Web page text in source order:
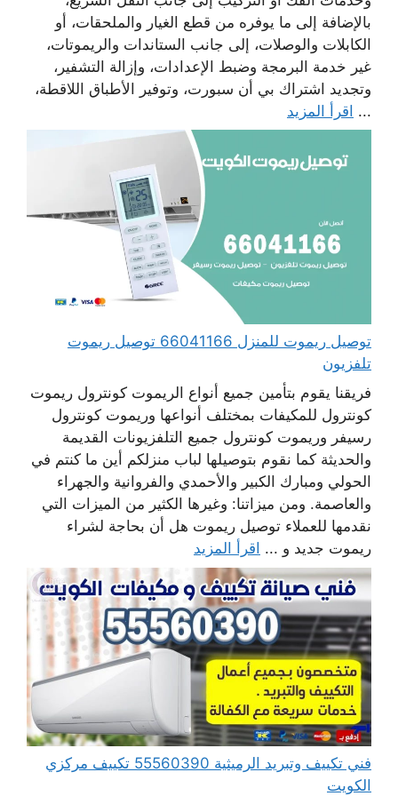
بالإضافة إلى ما يوفره من قطع الغيار والملحقات، أو
الكابلات والوصلات، إلى جانب الستاندات والريموتات،
غير خدمة البرمجة وضبط الإعدادات، وإزالة التشفير،
وتجديد اشتراك بي أن سبورت، وتوفير الأطباق اللاقطة،
... اقرأ المزيد
توصيل ريموت للمنزل 66041166 توصيل ريموت
تلفزيون
فريقنا يقوم بتأمين جميع أنواع الريموت كونترول ريموت
كونترول للمكيفات بمختلف أنواعها وريموت كونترول
رسيفر وريموت كونترول جميع التلفزيونات القديمة
والحديثة كما نقوم بتوصيلها لباب منزلكم أين ما كنتم في
الحولي ومبارك الكبير والأحمدي والفروانية والجهراء
والعاصمة. ومن ميزاتنا: وغيرها الكثير من الميزات التي
نقدمها للعملاء توصيل ريموت هل أن بحاجة لشراء
ريموت جديد و ... اقرأ المزيد
فني تكييف وتبريد الرميثية 55560390 تكييف مركزي
الكويت